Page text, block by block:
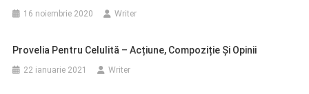
16 noiembrie 2020 Writer
Provelia Pentru Celulită – Acțiune, Compoziție Și Opinii
22 ianuarie 2021 Writer